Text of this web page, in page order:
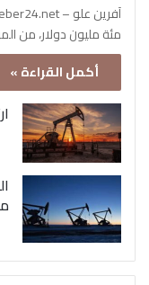
مئة مليون دولار، من
أكمل القراءة »